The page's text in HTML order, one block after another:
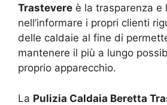
Trastevere è la trasparenza e
nell’informare i propri clienti
delle caldaie al fine di
mantenere il più a lungo
proprio apparecchio.
La Pulizia Caldaia Beretta